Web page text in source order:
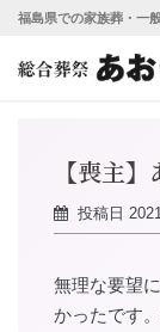
福島県での家族葬・一
【喪主
投稿日
無理な要望
かったです